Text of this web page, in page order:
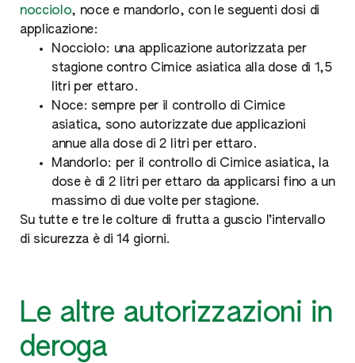
nocciolo, noce e mandorlo, con le seguenti dosi di
applicazione:
Nocciolo: una applicazione autorizzata per
stagione contro Cimice asiatica alla dose di 1,5
litri per ettaro.
Noce: sempre per il controllo di Cimice
asiatica, sono autorizzate due applicazioni
annue alla dose di 2 litri per ettaro.
Mandorlo: per il controllo di Cimice asiatica, la
dose è di 2 litri per ettaro da applicarsi fino a un
massimo di due volte per stagione.
Su tutte e tre le colture di frutta a guscio l’intervallo
di sicurezza è di 14 giorni.
Le altre autorizzazioni in
deroga